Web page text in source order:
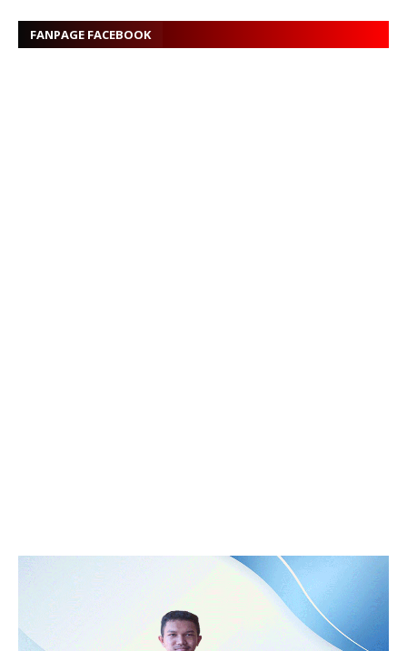
FANPAGE FACEBOOK